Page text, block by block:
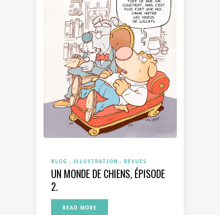
BLOG ILLUSTRATION REVUES
UN MONDE DE CHIENS, ÉPISODE
2.
READ MORE